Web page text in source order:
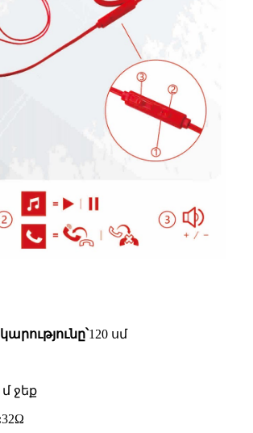
120 սմ
մ ջեք
32Ω